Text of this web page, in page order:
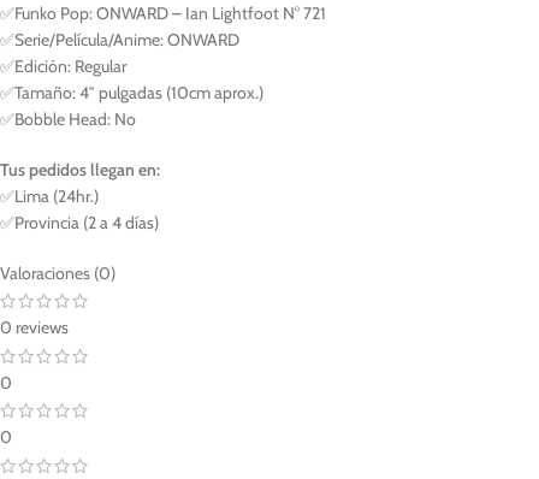
✅Funko Pop: ONWARD – Ian Lightfoot N° 721
✅Serie/Película/Anime: ONWARD
✅Edición: Regular
✅Tamaño: 4″ pulgadas (10cm aprox.)
✅Bobble Head: No
Tus pedidos llegan en:
✅Lima (24hr.)
✅Provincia (2 a 4 días)
Valoraciones (0)
0 reviews
0
0